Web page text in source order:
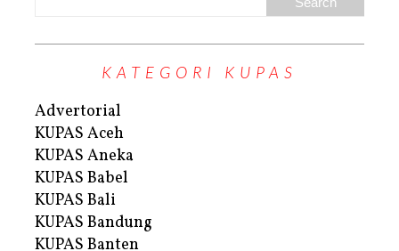
KATEGORI KUPAS
Advertorial
KUPAS Aceh
KUPAS Aneka
KUPAS Babel
KUPAS Bali
KUPAS Bandung
KUPAS Banten